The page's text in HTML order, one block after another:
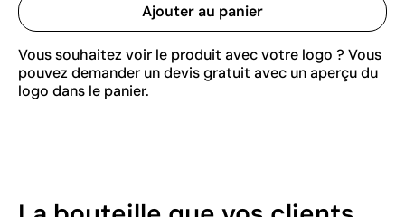
Ajouter au panier
Vous souhaitez voir le produit avec votre logo ? Vous
pouvez demander un devis gratuit avec un aperçu du
logo dans le panier.